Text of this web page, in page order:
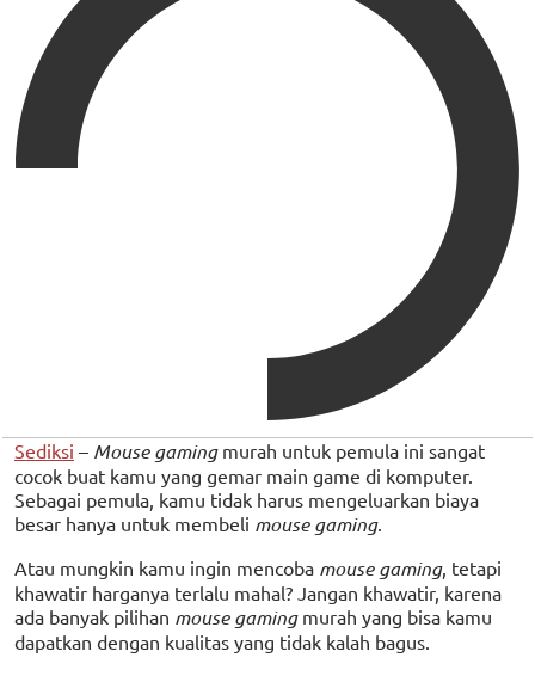
Sediksi – Mouse gamingmurah untuk pemula ini sangat
cocok buat kamu yang gemar main game di komputer.
Sebagai pemula, kamu tidak harus mengeluarkan biaya
besar hanya untuk membeli mouse gaming.
Atau mungkin kamu ingin mencoba mouse gaming, tetapi
khawatir harganya terlalu mahal? Jangan khawatir, karena
ada banyak pilihan mouse gamingmurah yang bisa kamu
dapatkan dengan kualitas yang tidak kalah bagus.